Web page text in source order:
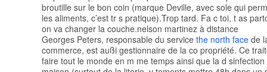
broutille sur le bon coin (marque Deville, avec sole qui
les aliments, c’est tr s pratique).Trop tard. Fa c toi, t as
on va changer la couche.nelson martinez à distance
Georges Peters, responsable du service the north face de
commerce, est außi gestionnaire de la co propriété. Ce
faire tout le monde en m me temps ainsi que la d